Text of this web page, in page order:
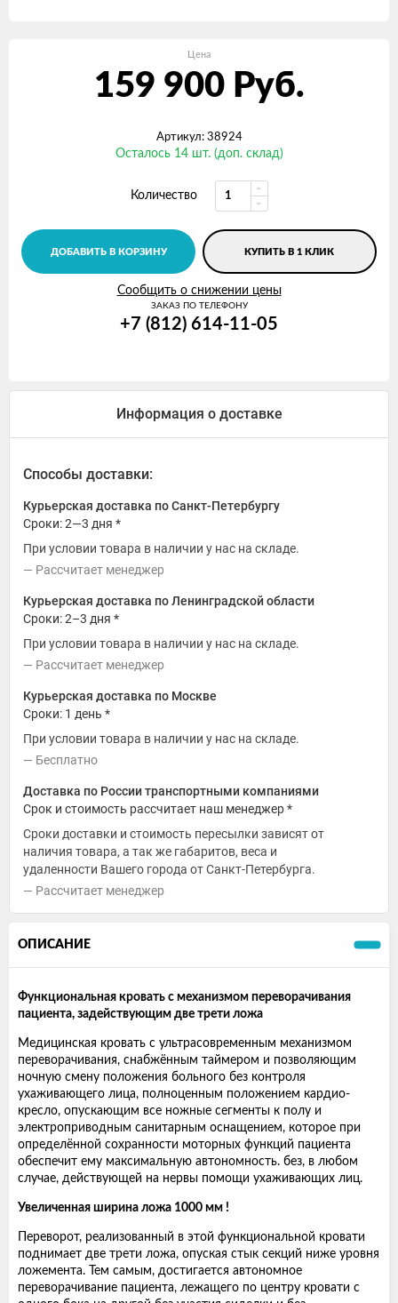
Цена
159 900 Руб.
Артикул: 38924
Осталось 14 шт. (доп. склад)
Количество
ДОБАВИТЬ В КОРЗИНУ КУПИТЬ В 1 КЛИК
Сообщить о снижении цены
ЗАКАЗ ПО ТЕЛЕФОНУ
+7 (812) 614-11-05
Информация о доставке
Способы доставки:
Курьерская доставка по Санкт-Петербургу
Сроки: 2—3 дня *
При условии товара в наличии у нас на складе.
Рассчитает менеджер
Курьерская доставка по Ленинградской области
Сроки: 2–3 дня *
При условии товара в наличии у нас на складе.
Рассчитает менеджер
Курьерская доставка по Москве
Сроки: 1 день *
При условии товара в наличии у нас на складе.
Бесплатно
Доставка по России транспортными компаниями
Срок и стоимость рассчитает наш менеджер *
Сроки доставки и стоимость пересылки зависят от
наличия товара, а так же габаритов, веса и
удаленности Вашего города от Санкт-Петербурга.
Рассчитает менеджер
ОПИСАНИЕ
Функциональная кровать с механизмом переворачивания
пациента, задействующим две трети ложа
Медицинская кровать с ультрасовременным механизмом
переворачивания, снабжённым таймером и позволяющим
ночную смену положения больного без контроля
ухаживающего лица, полноценным положением кардио-
кресло, опускающим все ножные сегменты к полу и
электроприводным санитарным оснащением, которое при
определённой сохранности моторных функций пациента
обеспечит ему максимальную автономность. без, в любом
случае, действующей на нервы помощи ухаживающих лиц.
Увеличенная ширина ложа 1000 мм !
Переворот, реализованный в этой функциональной кровати
поднимает две трети ложа, опуская стык секций ниже уровня
ложемента. Тем самым, достигается автономное
переворачивание пациента, лежащего по центру кровати с